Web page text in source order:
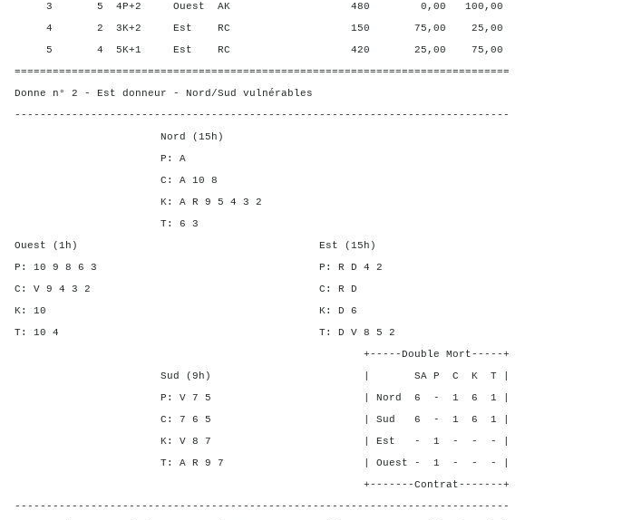
3 5 4P+2 Ouest AK 480 0,00 100,00
4 2 3K+2 Est RC 150 75,00 25,00
5 4 5K+1 Est RC 420 25,00 75,00
==============================================================================
Donne n° 2 - Est donneur - Nord/Sud vulnérables
------------------------------------------------------------------------------
Nord (15h)
P: A
C: A 10 8
K: A R 9 5 4 3 2
T: 6 3
Ouest (1h) Est (15h)
P: 10 9 8 6 3 P: R D 4 2
C: V 9 4 3 2 C: R D
K: 10 K: D 6
T: 10 4 T: D V 8 5 2
+-----Double Mort-----+
Sud (9h) | SA P C K T |
P: V 7 5 | Nord 6 - 1 6 1 |
C: 7 6 5 | Sud 6 - 1 6 1 |
K: V 8 7 | Est - 1 - - - |
T: A R 9 7 | Ouest - 1 - - - |
+-------Contrat-------+
------------------------------------------------------------------------------